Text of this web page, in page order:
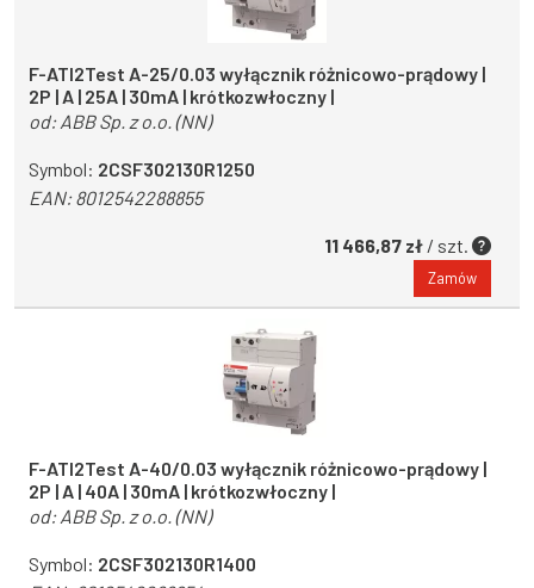
F-ATI2Test A-25/0.03 wyłącznik różnicowo-prądowy |
2P | A | 25A | 30mA | krótkozwłoczny |
od: ABB Sp. z o.o. (NN)
Symbol: 2CSF302130R1250
EAN:8012542288855
11 466,87 zł / szt.
Zamów
F-ATI2Test A-40/0.03 wyłącznik różnicowo-prądowy |
2P | A | 40A | 30mA | krótkozwłoczny |
od: ABB Sp. z o.o. (NN)
Symbol: 2CSF302130R1400